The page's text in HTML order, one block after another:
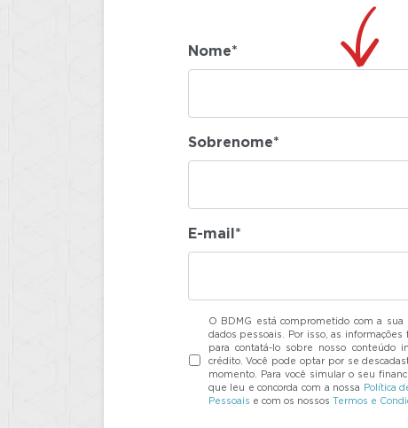
Nome*
Sobrenome*
E-mail*
O BDMG está comprometido com a
dados pessoais. Por isso, as
para contatá-lo sobre nosso conteúdo
crédito. Você pode optar por se
momento. Para você simular o seu
que leu e concorda com a nossa
Política
Pessoais e com os nossos Termos e